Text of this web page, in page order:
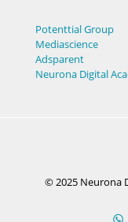
Potenttial Group
Mediascience
Adsparent
Neurona Digital
© 2025 Neurona